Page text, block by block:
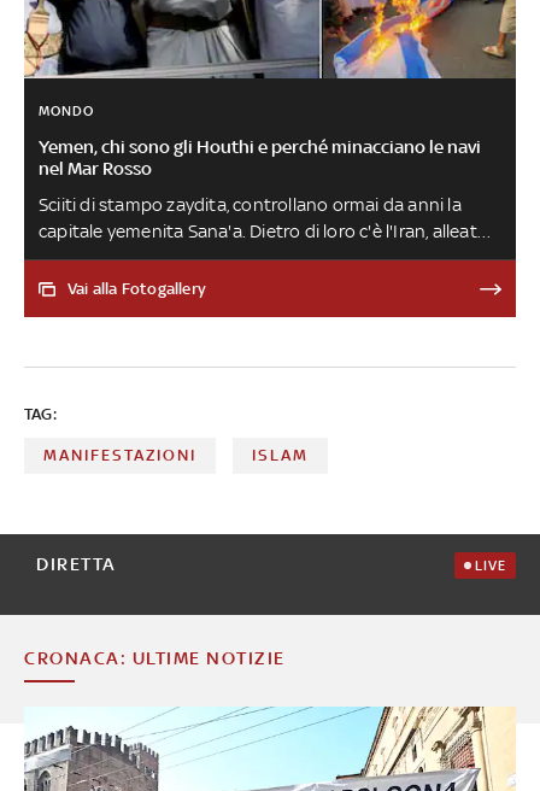
MONDO
Yemen, chi sono gli Houthi e perché minacciano le navi
nel Mar Rosso
Sciiti di stampo zaydita, controllano ormai da anni la
capitale yemenita Sana'a. Dietro di loro c'è l'Iran, alleato
ideologico, religioso e militare. Negli ultimi mesi sono
entrati nel conflitto contro Israele accanto ad Hamas e
Vai alla Fotogallery
TAG:
MANIFESTAZIONI ISLAM
DIRETTA LIVE
CRONACA: ULTIME NOTIZIE